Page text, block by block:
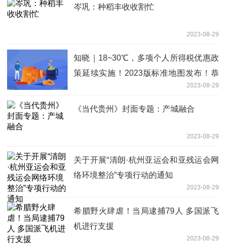
岑巩：种稻丰收收割忙
2023-08-29
知晓｜18~30℃，多项个人所得税优惠政
策延续实施！2023版标准地图发布！恭
王府2023年宫廷金鱼特展开幕！2023-08-29
《当代贵州》封面专题：产城融合
2023-08-29
关于开展“清朗·杭州亚运会和亚残运会网
络环境整治”专项行动的通知
2023-08-29
希腊野火肆虐！当局逮捕79人 多国派飞
机进行支援
2023-08-29